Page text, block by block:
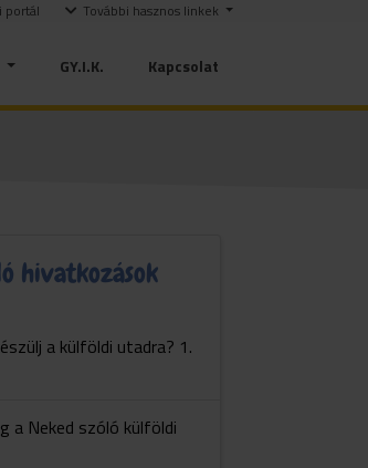
portál További hasznos linkek
GY.I.K. Kapcsolat
hivatkozások
a külföldi utadra? 1.
a Neked szóló külföldi